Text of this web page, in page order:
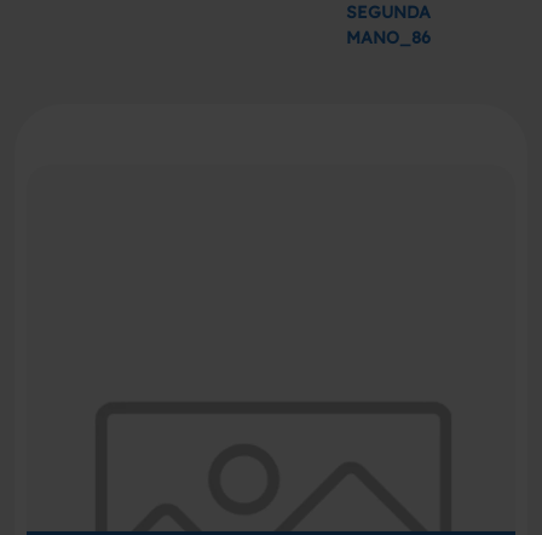
SEGUNDA
MANO_86